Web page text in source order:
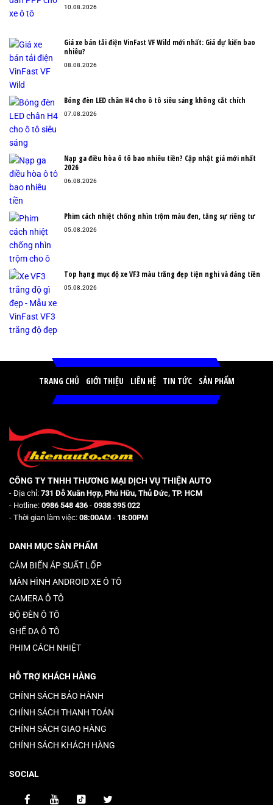
10.08.2026
Giá xe bán tải điện VinFast VF Wild mới nhất: Giá dự kiến bao
nhiêu?
08.08.2026
Bóng đèn LED chân H4 cho ô tô siêu sáng không cắt chích
07.08.2026
Nạp ga điều hòa ô tô bao nhiêu tiền? Cập nhật giá mới nhất
2026
06.08.2026
Phim cách nhiệt chống nhìn trộm màu đen, tăng sự riêng tư
05.08.2026
Top hạng mục độ xe VF3 màu trắng đẹp tiện nghi và đáng tiền
05.08.2026
TRANG CHỦ GIỚI THIỆU LIÊN HỆ TIN TỨC SẢN PHẨM
CÔNG TY TNHH THƯƠNG MẠI DỊCH VỤ THIỆN AUTO
- Địa chỉ: 731 Đỗ Xuân Hợp, Phú Hữu, Thủ Đức, TP. HCM
- Hotline: 0986 548 436 - 0938 395 022
- Thời gian làm việc: 08:00AM - 18:00PM
DANH MỤC SẢN PHẨM
CẢM BIẾN ÁP SUẤT LỐP
MÀN HÌNH ANDROID XE Ô TÔ
CAMERA Ô TÔ
ĐỘ ĐÈN Ô TÔ
GHẾ DA Ô TÔ
PHIM CÁCH NHIỆT
HỖ TRỢ KHÁCH HÀNG
CHÍNH SÁCH BẢO HÀNH
CHÍNH SÁCH THANH TOÁN
CHÍNH SÁCH GIAO HÀNG
CHÍNH SÁCH KHÁCH HÀNG
SOCIAL